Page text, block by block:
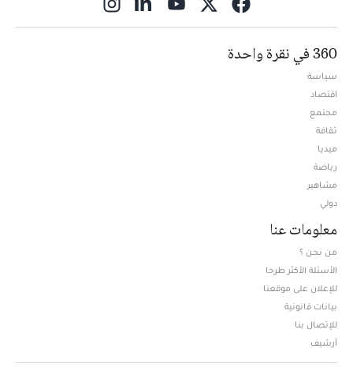
360 في نقرة واحدة
سياسة
اقتصاد
مجتمع
ثقافة
ميديا
رياضة
مشاهير
دولي
معلومات عنا
من نحن ؟
الأسئلة الأكثر طرحا
للإعلان على موقعنا
بيانات قانونية
للإتصال بنا
أرشيف